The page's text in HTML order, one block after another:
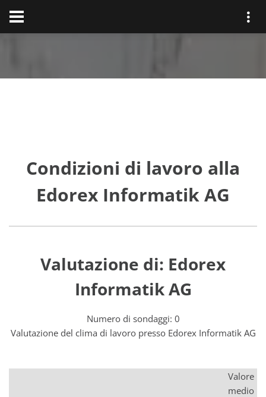
Condizioni di lavoro alla
Edorex Informatik AG
Valutazione di: Edorex
Informatik AG
Numero di sondaggi: 0
Valutazione del clima di lavoro presso Edorex Informatik AG
Valore
medio